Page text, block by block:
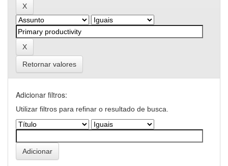
Retornar valores
Adicionar filtros:
Utilizar filtros para refinar o resultado de busca.